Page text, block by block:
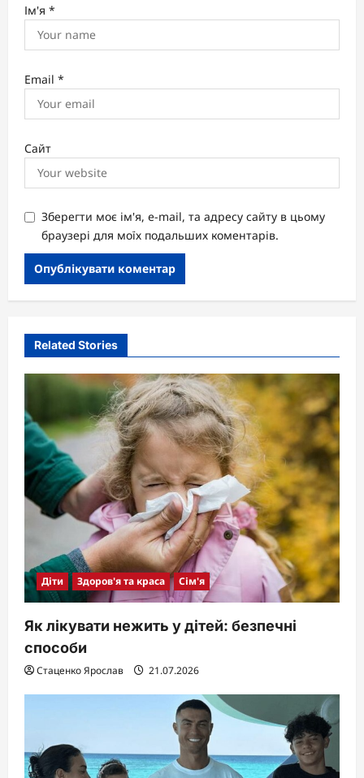
Ім'я *
Email *
Сайт
Зберегти моє ім'я, e-mail, та адресу сайту в цьому
браузері для моїх подальших коментарів.
Related Stories
Діти Здоров'я та краса Сім'я
Як лікувати нежить у дітей: безпечні
способи
Стаценко Ярослав 21.07.2026